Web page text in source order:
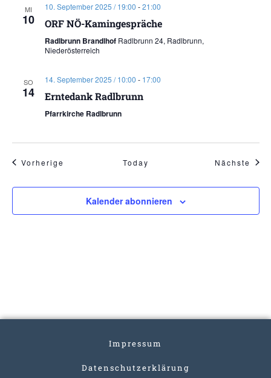
MI
10
10. September 2025 / 19:00 -21:00
ORF NÖ-Kamingespräche
Radlbrunn Brandlhof Radlbrunn 24, Radlbrunn,
Niederösterreich
SO
14
14. September 2025 / 10:00 - 17:00
Erntedank Radlbrunn
Pfarrkirche Radlbrunn
Vorherige VeranstaltungenToday Nächste
Kalender abonnieren
Impressum
Datenschutzerklärung